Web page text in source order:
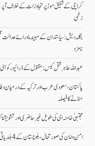
کراچی کے شفیق موڑ پر تجاوزات کے خلاف
زخمی
نامزد
عبداللہ طاہر قتل کیس: مقتول کے ڈرائیور کو
پاکستان، سعودی عرب اور ترکیہ کے درمیان
منانے کا فیصلہ
مجتبیٰ خامنہ ای کی طویل غیرحاضری اور
امن وامان کی صورتحال،بلوچستان کے 4 بلدیاتی حلقوں میں آج ہونے والی پولنگ ملتوی